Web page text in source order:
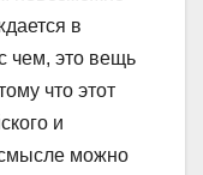
в
чем, это вещь
что этот
и
можно